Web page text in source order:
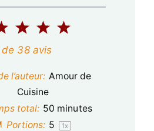
5
t
i
4
é
t
i
3
é
t
o
i
2
é
t
i
de 38avis
l’auteur: Amour de
Cuisine
total: 50 minutes
Portions: 5 1x